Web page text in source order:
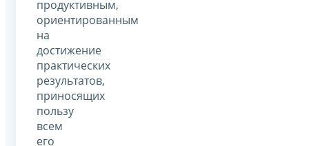
продуктивным,
ориентированным
на
достижение
практических
результатов,
приносящих
пользу
всем
его